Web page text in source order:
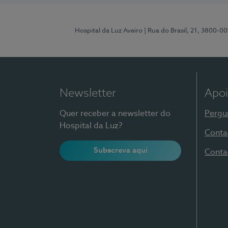
Hospital da Luz Aveiro | Rua do Brasil, 21, 3800-
Newsletter
Quer receber a newsletter do
Hospital da Luz?
Subscreva aqui